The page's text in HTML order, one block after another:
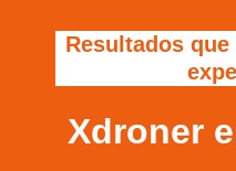
Resultados
Xdroner